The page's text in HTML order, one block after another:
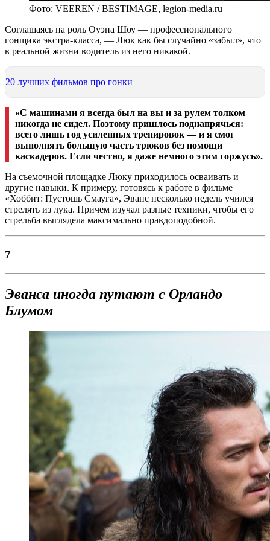
Фото: VEEREN / BESTIMAGE, legion-media.ru
Соглашаясь на роль Оуэна Шоу — профессионального
гонщика экстра-класса, — Люк как бы случайно «забыл», что
в реальной жизни водитель из него никакой.
20 лучших фильмов про гонки
«С машинами я всегда был на вы и за рулем толком
никогда не сидел. Поэтому пришлось поднапрячься:
всего лишь год усиленных тренировок — и я смог
выполнять большую часть трюков без помощи
каскадеров. Если честно, я даже немного этим горжусь».
На съемочной площадке Люку приходилось осваивать и
другие навыки. К примеру, готовясь к работе в фильме
«Хоббит: Пустошь Смауга», Эванс несколько недель учился
стрелять из лука. Причем изучал разные техники, чтобы его
стрельба выглядела максимально правдоподобной.
7
Эванса иногда путают с Орландо
Блумом